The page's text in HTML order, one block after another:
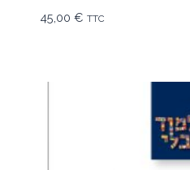
45,00 € TTC